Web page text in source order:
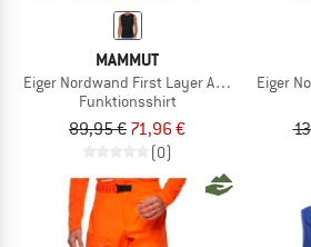
MAMMUT
Eiger Nordwand First Layer Air Mesh Vest
Funktionsshirt
89,95 € 71,96 €
(0)
Eiger